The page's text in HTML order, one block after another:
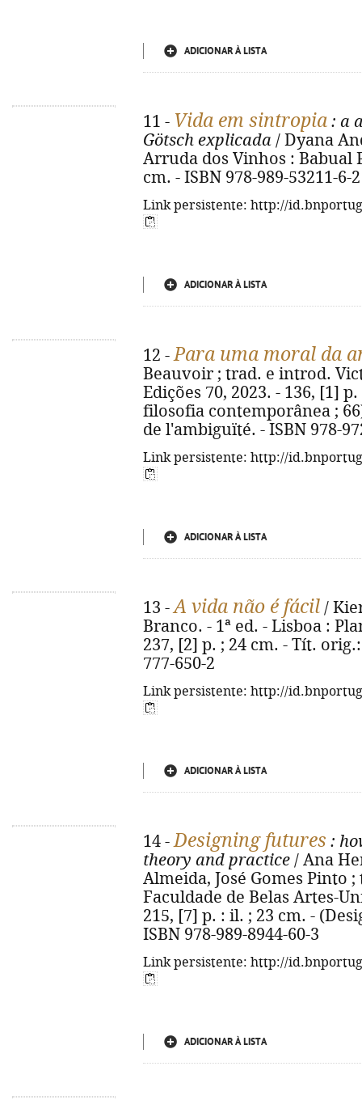
ADICIONAR À LISTA
11 - Vida em sintropia : a
Götsch explicada / Dyana
Arruda dos Vinhos : Babual
cm. - ISBN 978-989-53211-6-2
Link persistente: http://
ADICIONAR À LISTA
12 -Para uma moral da
Beauvoir ; trad. e introd.
Edições 70, 2023. - 136, [1]
filosofia contemporânea ;
de l'ambiguïté. - ISBN 978-
Link persistente: http://
ADICIONAR À LISTA
13 -A vida não é fácil /
Branco. - 1ª ed. - Lisboa :
237, [2] p. ; 24 cm. - Tít.
777-650-2
Link persistente: http://
ADICIONAR À LISTA
14 -Designing futures :
theory and practice / Ana
Almeida, José Gomes Pinto
Faculdade de Belas Artes-
215, [7] p. : il. ; 23 cm. -
ISBN 978-989-8944-60-3
Link persistente: http://
ADICIONAR À LISTA